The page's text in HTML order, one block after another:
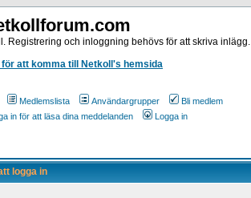
Registrering och inloggning behövs för att skriva inlägg.
för att komma till Netkoll's hemsida
Medlemslista Användargrupper
Bli medlem
in för att läsa dina meddelanden Logga in
logga in